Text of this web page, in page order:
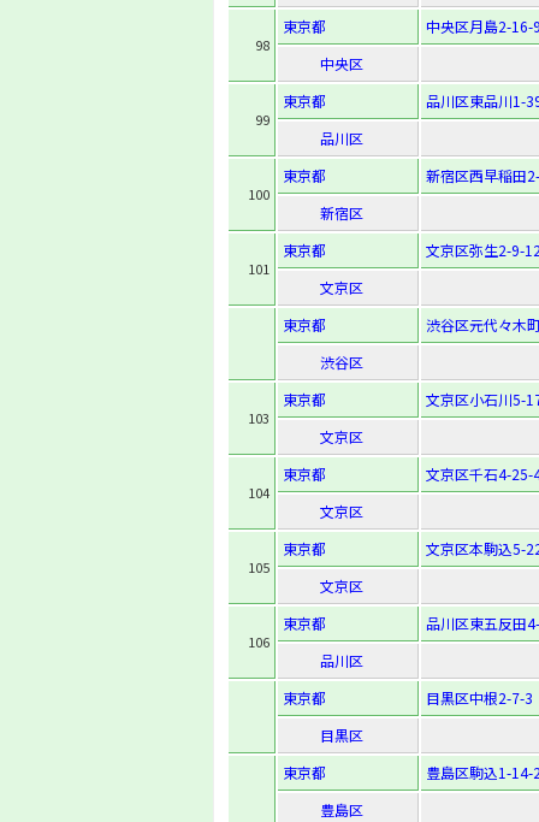
98
東京都
中央区月島2-16-
中央区
99
東京都
品川区東品川1-
品川区
100
東京都
新宿区西早稲田
新宿区
101
東京都
文京区弥生2-9-
文京区
東京都
渋谷区元代々木
渋谷区
103
東京都
文京区小石川5-
文京区
104
東京都
文京区千石4-25-
文京区
105
東京都
文京区本駒込5-
文京区
106
東京都
品川区東五反田
品川区
東京都
目黒区中根2-7-3
目黒区
東京都
豊島区駒込1-14-
豊島区